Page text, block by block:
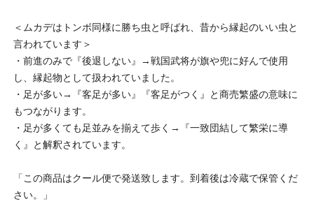
＜ムカデはトンボ同様に勝ち虫と呼ばれ、昔から縁起のいい虫と
言われています＞
・前進のみで『後退しない』→戦国武将が旗や兜に好んで使用
し、縁起物として扱われていました。
・足が多い→『客足が多い』『客足がつく』と商売繁盛の意味に
もつながります。
・足が多くても足並みを揃えて歩く→『一致団結して繁栄に導
く』と解釈されています。
「この商品はクール便で発送致します。到着後は冷蔵で保管くだ
さい。」